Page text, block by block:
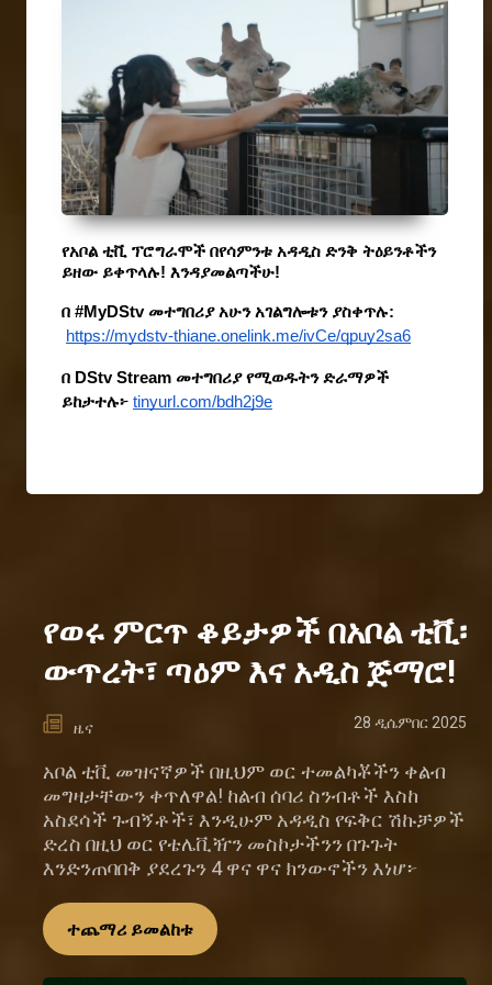
የአቦል ቲቪ ፕሮግራሞች በየሳምንቱ አዳዲስ ድንቅ ትዕይንቶችን
ይዘው ይቀጥላሉ! እንዳያመልጣችሁ!
በ #MyDStv መተግበሪያ አሁን አገልግሎቱን ያስቀጥሉ:
https://mydstv-thiane.onelink.me/ivCe/qpuy2sa6
በ DStv Stream መተግበሪያ የሚወዱትን ድራማዎች
ይከታተሉ፦ tinyurl.com/bdh2j9e
የወሩ ምርጥ ቆይታዎች በአቦል ቲቪ፡
ውጥረት፣ ጣዕም እና አዲስ ጅማሮ!
ዜና 28 ዲሴምበር 2025
አቦል ቲቪ መዝናኛዎች በዚህም ወር ተመልካቾችን ቀልብ
መግዛታቸውን ቀጥለዋል! ከልብ ሰባሪ ስንብቶች እስከ
አስደሳች ጉብኝቶች፣ እንዲሁም አዳዲስ የፍቅር ሽኩቻዎች
ድረስ በዚህ ወር የቴሌቪዥን መስኮታችንን በጉጉት
እንድንጠባበቅ ያደረጉን 4 ዋና ዋና ክንውኖችን እነሆ፦
ተጨማሪ ይመልከቱ